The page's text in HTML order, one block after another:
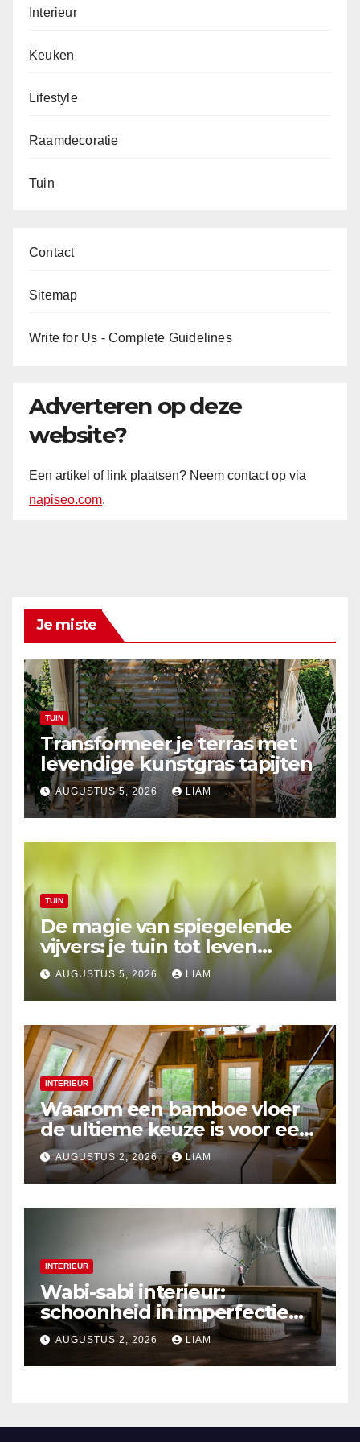
Interieur
Keuken
Lifestyle
Raamdecoratie
Tuin
Contact
Sitemap
Write for Us - Complete Guidelines
Adverteren op deze
website?
Een artikel of link plaatsen? Neem contact op via
napiseo.com.
Je miste
TUIN
Transformeer je terras met
levendige kunstgras tapijten
AUGUSTUS 5, 2026 LIAM
TUIN
De magie van spiegelende
vijvers: je tuin tot leven
brengen
AUGUSTUS 5, 2026 LIAM
INTERIEUR
Waarom een bamboe vloer
de ultieme keuze is voor een
duurzaam interieur
AUGUSTUS 2, 2026 LIAM
INTERIEUR
Wabi-sabi interieur:
schoonheid in imperfectie
ontdekken
AUGUSTUS 2, 2026 LIAM